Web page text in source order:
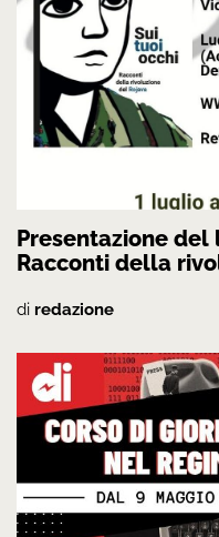
Presentazione del
Racconti della
di redazione